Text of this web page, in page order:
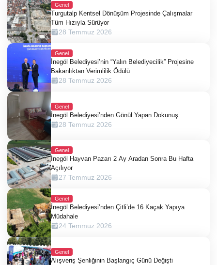
Genel
Turgutalp Kentsel Dönüşüm Projesinde Çalışmalar
Tüm Hızıyla Sürüyor
28 Temmuz 2026
Genel
İnegöl Belediyesi’nin “Yalın Belediyecilik” Projesine
Bakanlıktan Verimlilik Ödülü
28 Temmuz 2026
Genel
İnegöl Belediyesi’nden Gönül Yapan Dokunuş
28 Temmuz 2026
Genel
İnegöl Hayvan Pazarı 2 Ay Aradan Sonra Bu Hafta
Açılıyor
27 Temmuz 2026
Genel
İnegöl Belediyesi’nden Çitli’de 16 Kaçak Yapıya
Müdahale
24 Temmuz 2026
Genel
Alışveriş Şenliğinin Başlangıç Günü Değişti